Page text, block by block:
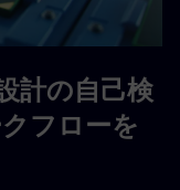
計の自己検
フローを